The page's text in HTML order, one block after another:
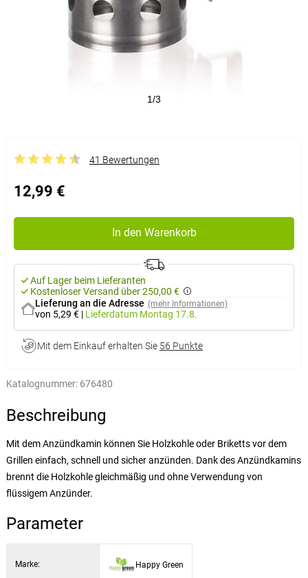
1/3
41 Bewertungen
12,99 €
In den Warenkorb
Auf Lager beim Lieferanten
Kostenloser Versand über 250,00 €
Lieferung an die Adresse (mehr Informationen)
von 5,29 € | Lieferdatum Montag 17.8.
Mit dem Einkauf erhalten Sie 56 Punkte
Katalognummer: 676480
Beschreibung
Mit dem Anzündkamin können Sie Holzkohle oder Briketts vor dem
Grillen einfach, schnell und sicher anzünden. Dank des Anzündkamins
brennt die Holzkohle gleichmäßig und ohne Verwendung von
flüssigem Anzünder.
Parameter
Marke: Happy Green